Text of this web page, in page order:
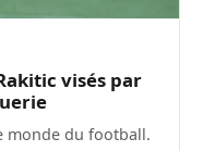
visés par
monde du football.